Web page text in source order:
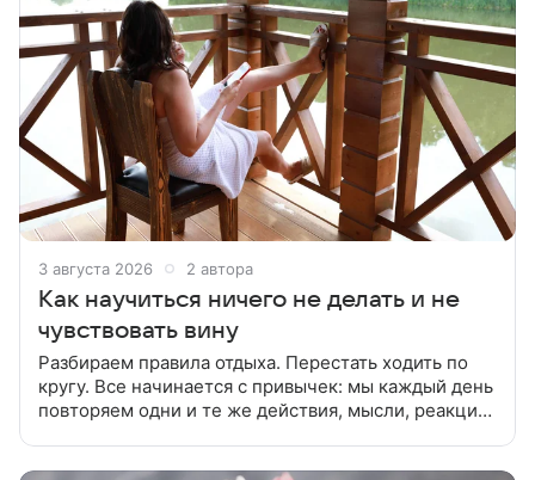
3 августа 2026 2 автора
Как научиться ничего не делать и не
чувствовать вину
Разбираем правила отдыха. Перестать ходить по
кругу. Все начинается с привычек: мы каждый день
повторяем одни и те же действия, мысли, реакции.